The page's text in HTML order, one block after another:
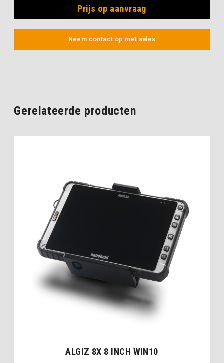
Prijs op aanvraag
Neem contact op met sales
Gerelateerde producten
ALGIZ 8X 8 INCH WIN10